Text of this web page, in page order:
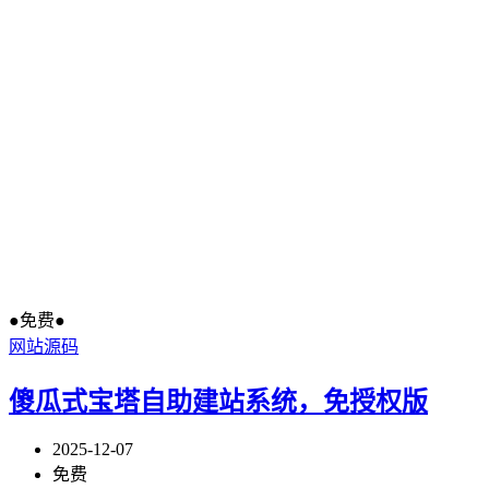
●免费●
网站源码
傻瓜式宝塔自助建站系统，免授权版
2025-12-07
免费